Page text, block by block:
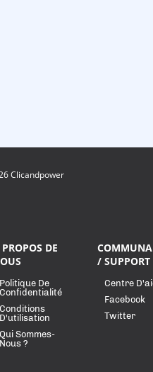
Clicandpower
DE
Politique De
Confidentialité
Conditions
D'utilisation
Qui Sommes-
Nous ?
/ SUPPORT
Centre
Facebook
Twitter